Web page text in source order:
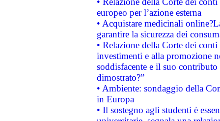
europeo per l’azione esterna
• Acquistare medicinali
garantire la sicurezza dei
• Relazione della Corte dei
investimenti e alla promozione
soddisfacente e il suo
dimostrato?”
• Ambiente: sondaggio della
in Europa
• Il sostegno agli studenti è